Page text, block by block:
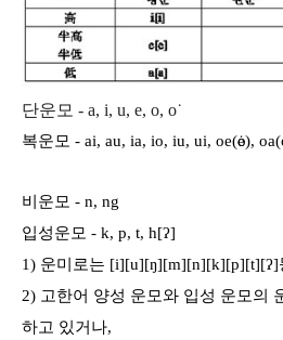
단운모 - a, i, u, e, o, o˙
복운모 - ai, au, ia, io, iu, ui, oe(e), oa(o˙
비운모 - n, ng
입성운모 - k, p, t, h[ʔ]
1) 운미로는 [i][u][ŋ][m][n][k][p][t][ʔ]
2) 고한어 양성 운모와 입성 운모의
하고 있거나,